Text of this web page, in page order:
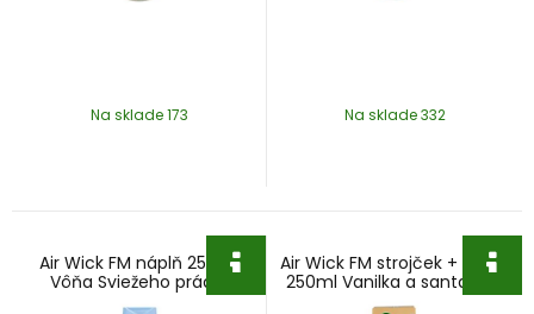
Na sklade 173 Na sklade 332
Air Wick FM náplň 250ml
Vôňa Sviežeho prádla
Air Wick FM strojček + náplň
250ml Vanilka a santalové
drevo